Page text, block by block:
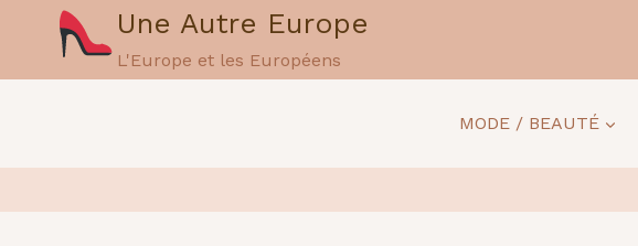
contenu
Une Autre Europe
L'Europe et les Européens
MODE / BEAUTÉ